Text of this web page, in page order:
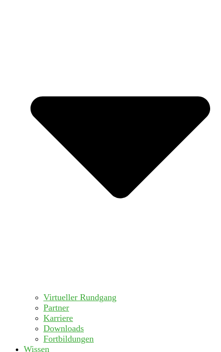
Virtueller Rundgang
Partner
Karriere
Downloads
Fortbildungen
Wissen